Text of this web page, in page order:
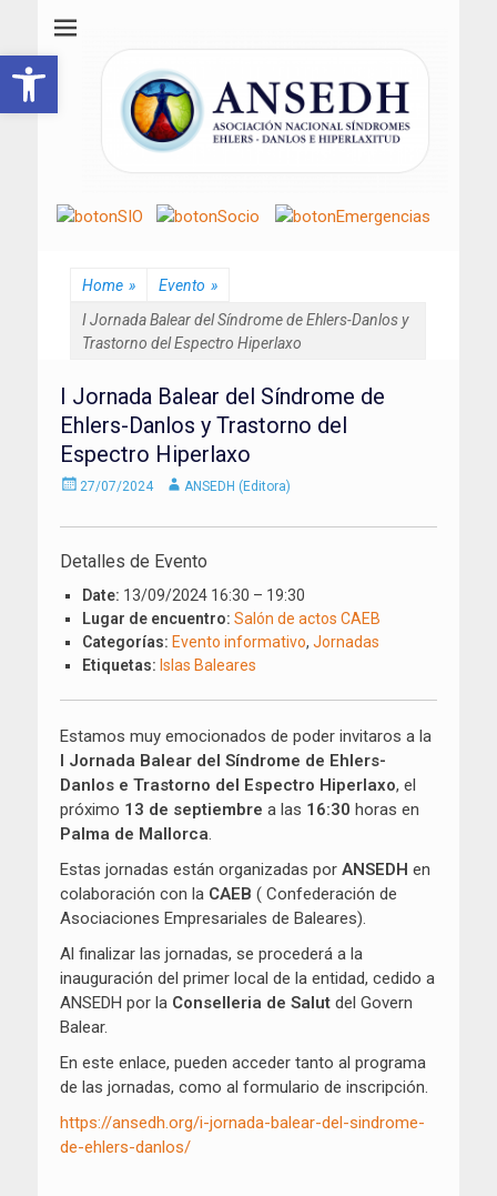
Home » Evento »
I Jornada Balear del Síndrome de Ehlers-Danlos y
Trastorno del Espectro Hiperlaxo
I Jornada Balear del Síndrome de
Ehlers-Danlos y Trastorno del
Espectro Hiperlaxo
Enviado
27/07/2024 AutorANSEDH (Editora)
Detalles de Evento
Date: 13/09/2024 16:30 – 19:30
Lugar de encuentro: Salón de actos CAEB
Categorías: Evento informativo, Jornadas
Etiquetas: Islas Baleares
Estamos muy emocionados de poder invitaros a la
I Jornada Balear del Síndrome de Ehlers-
Danlos e Trastorno del Espectro Hiperlaxo, el
próximo 13 de septiembre a las 16:30 horas en
Palma de Mallorca.
Estas jornadas están organizadas por ANSEDH en
colaboración con la CAEB ( Confederación de
Asociaciones Empresariales de Baleares).
Al finalizar las jornadas, se procederá a la
inauguración del primer local de la entidad, cedido a
ANSEDH por la Conselleria de Salut del Govern
Balear.
En este enlace, pueden acceder tanto al programa
de las jornadas, como al formulario de inscripción.
https://ansedh.org/i-jornada-balear-del-sindrome-
de-ehlers-danlos/
Abrir barra de herramientas